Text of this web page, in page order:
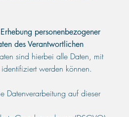
personenbezogener
des Verantwortlichen
sind hierbei alle Daten, mit
werden können.
Datenverarbeitung auf dieser